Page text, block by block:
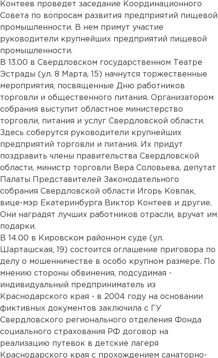
Контеев проведет заседание Координационного
Совета по вопросам развития предприятий пищевой
промышленности. В нем примут участие
руководители крупнейших предприятий пищевой
промышленности.
В 13.00 в Свердловском государственном Театре
Эстрады (ул. 8 Марта, 15) начнутся торжественные
мероприятия, посвященные Дню работников
торговли и общественного питания. Организатором
собрания выступит областное министерство
торговли, питания и услуг Свердловской области.
Здесь соберутся руководители крупнейших
предприятий торговли и питания. Их придут
поздравить члены правительства Свердловской
области, министр торговли Вера Соловьева, депутат
Палаты Представителей Законодательного
собрания Свердловской области Игорь Ковпак,
вице-мэр Екатеринбурга Виктор Контеев и другие.
Они наградят лучших работников отрасли, вручат им
подарки.
В 14.00 в Кировском районном суде (ул.
Шарташская, 19) состоится оглашение приговора по
делу о мошенничестве в особо крупном размере. По
мнению стороны обвинения, подсудимая -
индивидуальный предприниматель из
Краснодарского края - в 2004 году на основании
фиктивных документов заключила с ГУ
Свердловского регионального отделения Фонда
социального страхования РФ договор на
реализацию путевок в детские лагеря
Краснодарского края с прохождением санаторно-